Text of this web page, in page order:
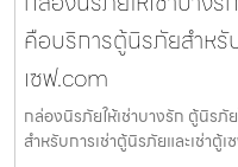
คือบริการตู้นิรภัยสำหรั
เซฟ.com
กล่องนิรภัยให้เช่าบางรัก ตู้นิรภั
สำหรับการเช่าตู้นิรภัยและเช่าตู้เ